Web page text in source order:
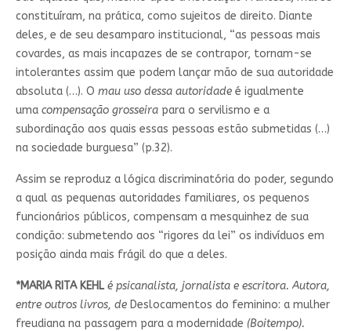
constituíram, na prática, como sujeitos de direito. Diante
deles, e de seu desamparo institucional, “as pessoas mais
covardes, as mais incapazes de se contrapor, tornam-se
intolerantes assim que podem lançar mão de sua autoridade
absoluta (…). O mau uso dessa autoridade é igualmente
uma compensação grosseira para o servilismo e a
subordinação aos quais essas pessoas estão submetidas (…)
na sociedade burguesa” (p.32).
Assim se reproduz a lógica discriminatória do poder, segundo
a qual as pequenas autoridades familiares, os pequenos
funcionários públicos, compensam a mesquinhez de sua
condição: submetendo aos “rigores da lei” os indivíduos em
posição ainda mais frágil do que a deles.
*MARIA RITA KEHLé psicanalista, jornalista e escritora. Autora,
entre outros livros, de Deslocamentos do feminino: a mulher
freudiana na passagem para a modernidade (Boitempo).